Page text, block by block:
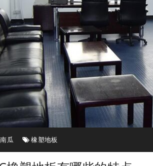
瓜 橡塑地板